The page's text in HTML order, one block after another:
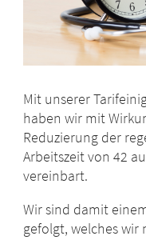
Mit unserer
haben wir mit
Reduzierung der
Arbeitszeit von 42
vereinbart.
Wir sind damit
gefolgt, welches wir